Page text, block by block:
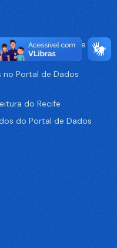
da Cidade de
no Portal de Dados
do Recife
do Portal de Dados